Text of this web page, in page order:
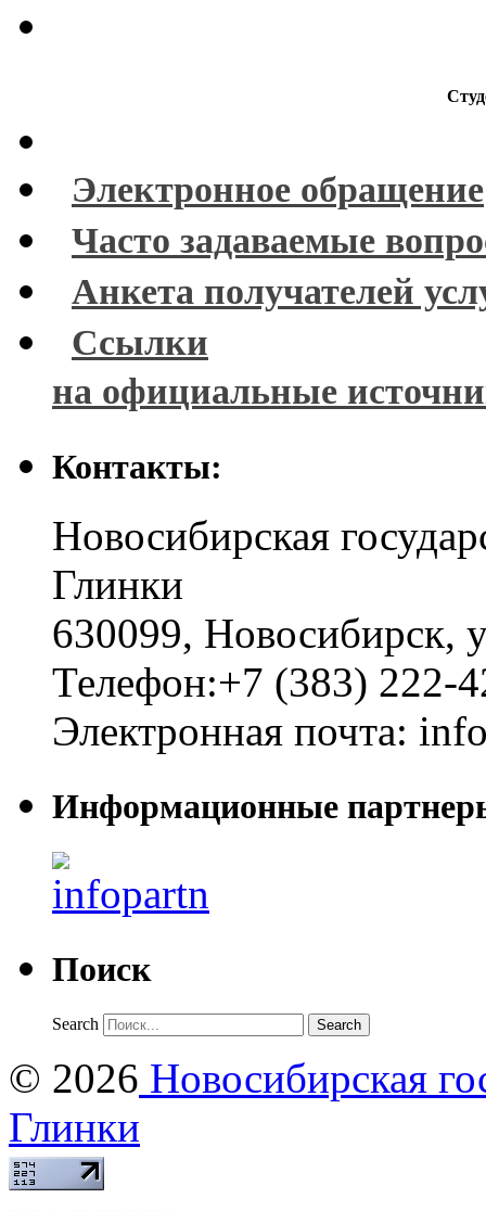
Электронное обращение
Часто задаваемые
Анкета получателей
Ссылки
на официальные
Контакты:
Новосибирская
Глинки
630099, Новосибирск,
Телефон:+7 (383) 222-
Электронная почта:
Информационные
Поиск
Search
© 2026 Новосибирская
Глинки